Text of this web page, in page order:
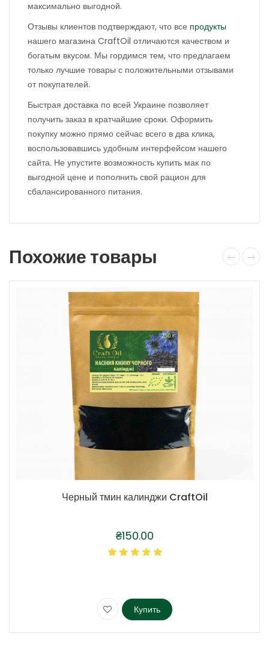
максимально выгодной.
Отзывы клиентов подтверждают, что все продукты
нашего магазина CraftOil отличаются качеством и
богатым вкусом. Мы гордимся тем, что предлагаем
только лучшие товары с положительными отзывами
от покупателей.
Быстрая доставка по всей Украине позволяет
получить заказ в кратчайшие сроки. Оформить
покупку можно прямо сейчас всего в два клика,
воспользовавшись удобным интерфейсом нашего
сайта. Не упустите возможность купить мак по
выгодной цене и пополнить свой рацион для
сбалансированного питания.
Похожие товары
Черный тмин калинджи CraftOil
₴150.00
Купить